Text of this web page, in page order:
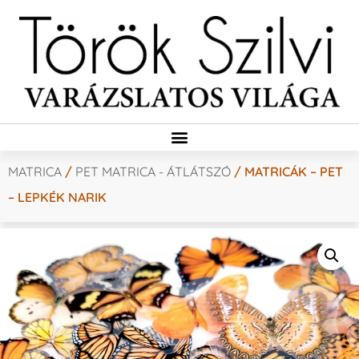
MATRICA / PET MATRICA - ÁTLÁTSZÓ / MATRICÁK – PET
– LEPKÉK NARIK